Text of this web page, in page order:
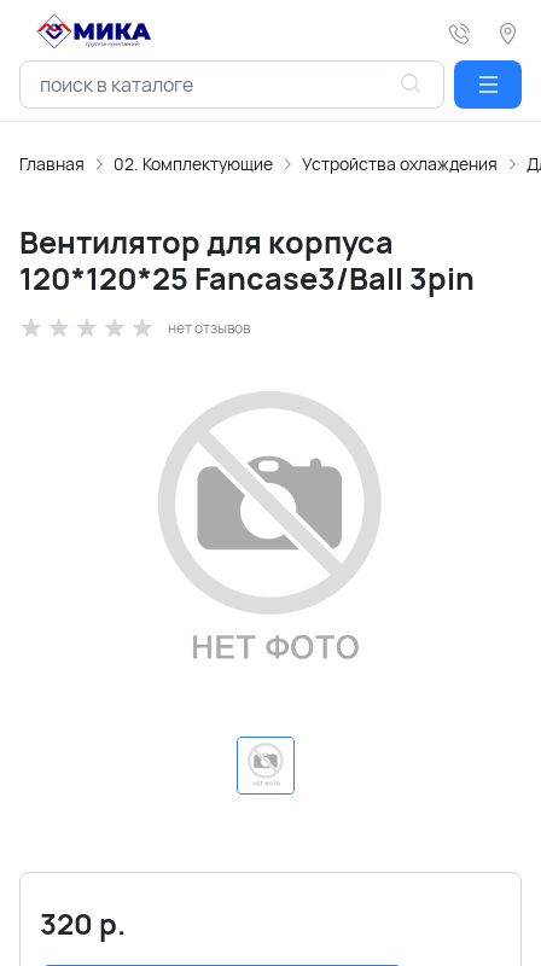
Главная 02. Комплектующие Устройства охлаждения
Вентилятор для корпуса
120*120*25 Fancase3/Ball 3pin
нет отзывов
320 р.